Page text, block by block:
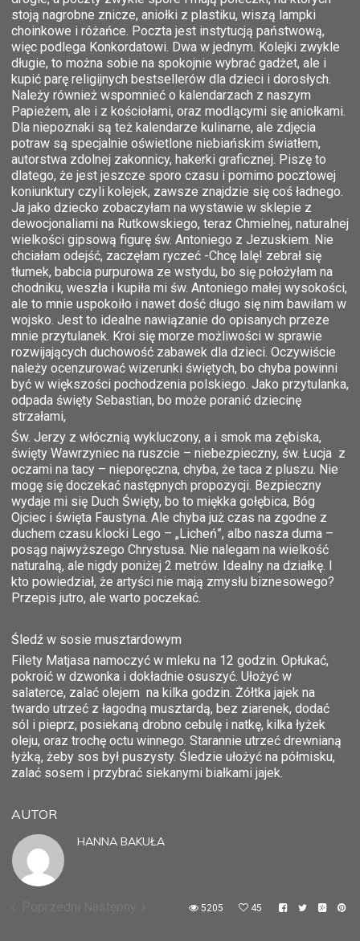
stoją nagrobne znicze, aniołki z plastiku, wiszą lampki
choinkowe i różańce. Poczta jest instytucją państwową,
więc podlega Konkordatowi. Dwa w jednym. Kolejki zwykle
długie, to można sobie na spokojnie wybrać gadżet, ale i
kupić parę religijnych bestsellerów dla dzieci i dorosłych.
Należy również wspomnieć o kalendarzach z naszym
Papieżem, ale i z kościołami, oraz modlącymi się aniołkami.
Dla niepoznaki są też kalendarze kulinarne, ale zdjęcia
potraw są specjalnie oświetlone niebiańskim światłem,
autorstwa zdolnej zakonnicy, hakerki graficznej. Piszę to
dlatego, że jest jeszcze sporo czasu i pomimo pocztowej
koniunktury czyli kolejek, zawsze znajdzie się coś ładnego.
Ja jako dziecko zobaczyłam na wystawie w sklepie z
dewocjonaliami na Rutkowskiego, teraz Chmielnej, naturalnej
wielkości gipsową figurę św. Antoniego z Jezuskiem. Nie
chciałam odejść, zaczęłam ryczeć -Chcę lalę! zebrał się
tłumek, babcia purpurowa ze wstydu, bo się położyłam na
chodniku, weszła i kupiła mi św. Antoniego małej wysokości,
ale to mnie uspokoiło i nawet dość długo się nim bawiłam w
wojsko. Jest to idealne nawiązanie do opisanych przeze
mnie przytulanek. Kroi się morze możliwości w sprawie
rozwijających duchowość zabawek dla dzieci. Oczywiście
należy ocenzurować wizerunki świętych, bo chyba powinni
być w większości pochodzenia polskiego. Jako przytulanka,
odpada święty Sebastian, bo może poranić dziecinę
strzałami,
Św. Jerzy z włócznią wykluczony, a i smok ma zębiska,
święty Wawrzyniec na ruszcie – niebezpieczny, św. Łucja z
oczami na tacy – nieporęczna, chyba, że taca z pluszu. Nie
mogę się doczekać następnych propozycji. Bezpieczny
wydaje mi się Duch Święty, bo to miękka gołębica, Bóg
Ojciec i święta Faustyna. Ale chyba już czas na zgodne z
duchem czasu klocki Lego – „Licheń”, albo nasza duma –
posąg najwyższego Chrystusa. Nie nalegam na wielkość
naturalną, ale nigdy poniżej 2 metrów. Idealny na działkę. I
kto powiedział, że artyści nie mają zmysłu biznesowego?
Przepis jutro, ale warto poczekać.
Śledź w sosie musztardowym
Filety Matjasa namoczyć w mleku na 12 godzin. Opłukać,
pokroić w dzwonka i dokładnie osuszyć. Ułożyć w
salaterce, zalać olejem na kilka godzin. Żółtka jajek na
twardo utrzeć z łagodną musztardą, bez ziarenek, dodać
sól i pieprz, posiekaną drobno cebulę i natkę, kilka łyżek
oleju, oraz trochę octu winnego. Starannie utrzeć drewnianą
łyżką, żeby sos był puszysty. Śledzie ułożyć na półmisku,
zalać sosem i przybrać siekanymi białkami jajek.
AUTOR
HANNA BAKUŁA
5205 45